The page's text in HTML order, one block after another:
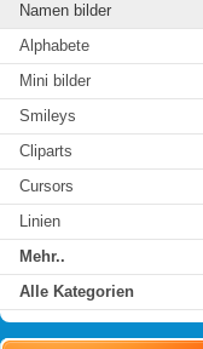
Namen bilder
Alphabete
Mini bilder
Smileys
Cliparts
Cursors
Linien
Mehr..
Alle Kategorien